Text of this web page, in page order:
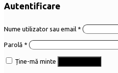
Autentificare
Nume utilizator sau email *
Parolă *
Ține-mă minte